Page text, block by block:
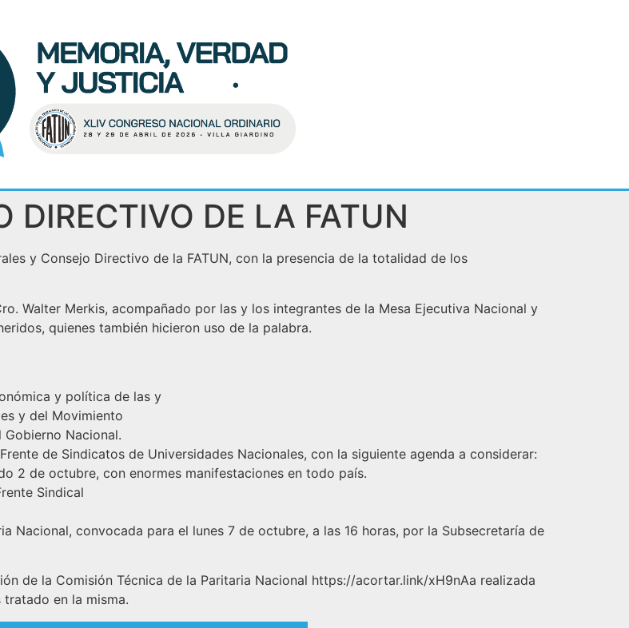
DIRECTIVO DE LA FATUN
y Consejo Directivo de la FATUN, con la presencia de la totalidad de los
Walter Merkis, acompañado por las y los integrantes de la Mesa Ejecutiva Nacional y
quienes también hicieron uso de la palabra.
y política de las y
y del Movimiento
Nacional.
de Sindicatos de Universidades Nacionales, con la siguiente agenda a considerar:
2 de octubre, con enormes manifestaciones en todo país.
Sindical
Nacional, convocada para el lunes 7 de octubre, a las 16 horas, por la Subsecretaría de
de la Comisión Técnica de la Paritaria Nacional https://acortar.link/xH9nAa realizada
en la misma.